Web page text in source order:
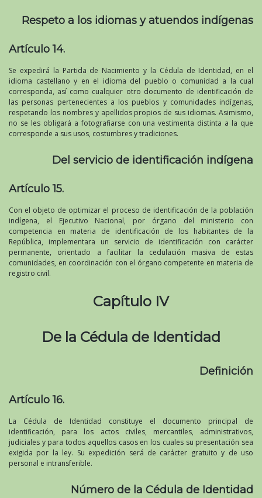
Respeto a los idiomas y atuendos indígenas
Artículo 14.
Se expedirá la Partida de Nacimiento y la Cédula de Identidad, en el
idioma castellano y en el idioma del pueblo o comunidad a la cual
corresponda, así como cualquier otro documento de identificación de
las personas pertenecientes a los pueblos y comunidades indígenas,
respetando los nombres y apellidos propios de sus idiomas. Asimismo,
no se les obligará a fotografiarse con una vestimenta distinta a la que
corresponde a sus usos, costumbres y tradiciones.
Del servicio de identificación indígena
Artículo 15.
Con el objeto de optimizar el proceso de identificación de la población
indígena, el Ejecutivo Nacional, por órgano del ministerio con
competencia en materia de identificación de los habitantes de la
República, implementara un servicio de identificación con carácter
permanente, orientado a facilitar la cedulación masiva de estas
comunidades, en coordinación con el órgano competente en materia de
registro civil.
Capítulo IV
De la Cédula de Identidad
Definición
Artículo 16.
La Cédula de Identidad constituye el documento principal de
identificación, para los actos civiles, mercantiles, administrativos,
judiciales y para todos aquellos casos en los cuales su presentación sea
exigida por la ley. Su expedición será de carácter gratuito y de uso
personal e intransferible.
Número de la Cédula de Identidad